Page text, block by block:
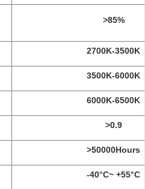
>85%
2700K-3500K
3500K-6000K
6000K-6500K
>0.9
>50000Hours
-40°C~ +55°C